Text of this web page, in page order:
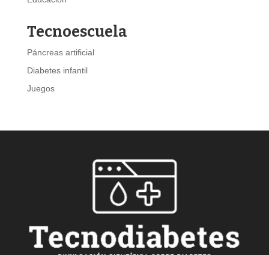
Tecnoescuela
Páncreas artificial
Diabetes infantil
Juegos